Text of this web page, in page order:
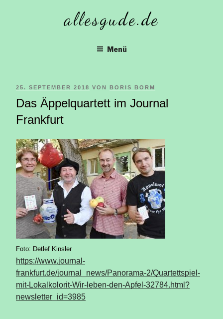
allesgude.de
Menü
VERÖFFENTLICHT
AM
25. SEPTEMBER 2018 VON BORIS BORM
Das Äppelquartett im Journal
Frankfurt
Foto: Detlef Kinsler
https://www.journal-
frankfurt.de/journal_news/Panorama-2/Quartettspiel-
mit-Lokalkolorit-Wir-leben-den-Apfel-32784.html?
newsletter_id=3985